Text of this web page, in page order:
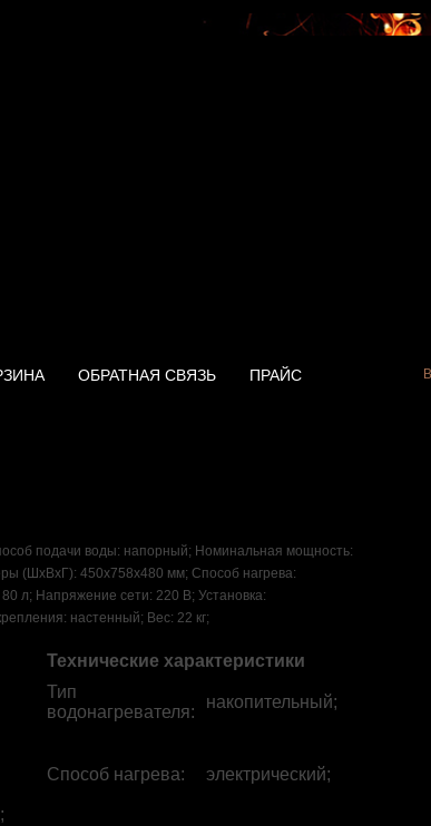
ОБРАТНАЯ СВЯЗЬ ПРАЙС
подачи воды: напорный; Номинальная мощность:
(ШхВхГ): 450x758x480 мм; Способ нагрева:
л; Напряжение сети: 220 В; Установка:
настенный; Вес: 22 кг;
Технические характеристики
Тип
водонагревателя:
накопительный;
Способ нагрева: электрический;